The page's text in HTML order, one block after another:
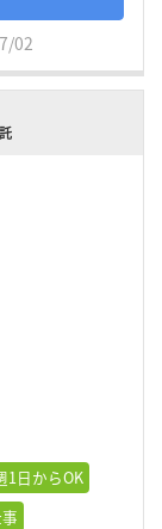
02
1日からOK